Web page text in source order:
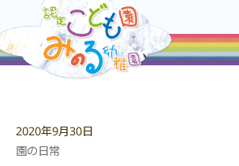
2020年9月30日
園の日常